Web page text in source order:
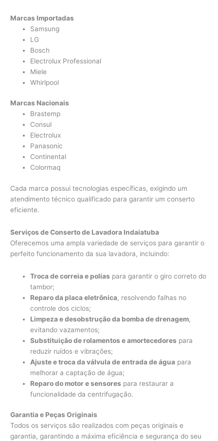
Marcas Importadas
Samsung
LG
Bosch
Electrolux Professional
Miele
Whirlpool
Marcas Nacionais
Brastemp
Consul
Electrolux
Panasonic
Continental
Colormaq
Cada marca possui tecnologias específicas, exigindo um
atendimento técnico qualificado para garantir um conserto
eficiente.
Serviços de Conserto de Lavadora Indaiatuba
Oferecemos uma ampla variedade de serviços para garantir o
perfeito funcionamento da sua lavadora, incluindo:
Troca de correia e polias para garantir o giro correto do
tambor;
Reparo da placa eletrônica, resolvendo falhas no
controle dos ciclos;
Limpeza e desobstrução da bomba de drenagem,
evitando vazamentos;
Substituição de rolamentos e amortecedores para
reduzir ruídos e vibrações;
Ajuste e troca da válvula de entrada de água para
melhorar a captação de água;
Reparo do motor e sensores para restaurar a
funcionalidade da centrifugação.
Garantia e Peças Originais
Todos os serviços são realizados com peças originais e
garantia, garantindo a máxima eficiência e segurança do seu